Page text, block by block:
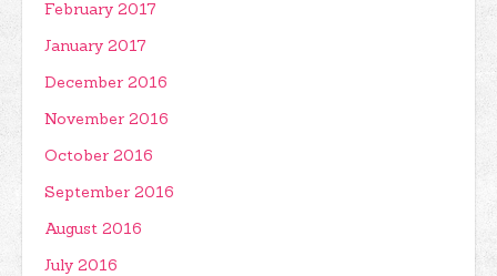
February 2017
January 2017
December 2016
November 2016
October 2016
September 2016
August 2016
July 2016